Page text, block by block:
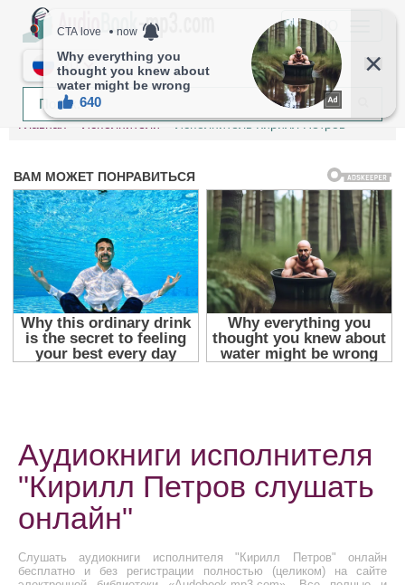
МЕНЮ
RU
Главная Исполнители Исполнитель Кирилл Петров
Аудиокниги исполнителя
"Кирилл Петров слушать
онлайн"
Слушать аудиокниги исполнителя "Кирилл Петров" онлайн
бесплатно и без регистрации полностью (целиком) на сайте